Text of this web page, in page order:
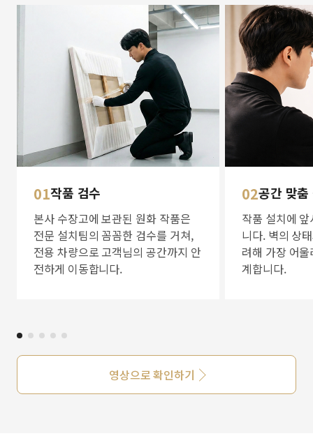
01작품 검수
본사 수장고에 보관된 원화 작품은
전문 설치팀의 꼼꼼한 검수를 거쳐,
전용 차량으로 고객님의 공간까지 안
전하게 이동합니다.
02공간 맞
작품 설치에
니다. 벽의 상
려해 가장 어
계합니다.
영상으로 확인하기